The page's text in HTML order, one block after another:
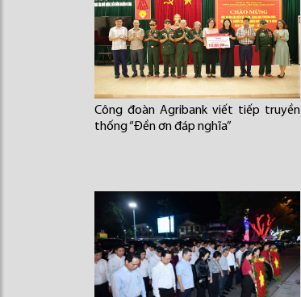
Công đoàn Agribank viết tiếp truyền
thống “Đền ơn đáp nghĩa”